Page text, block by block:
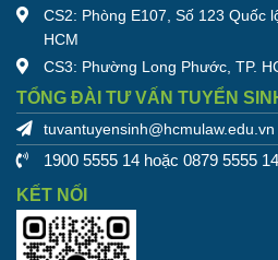
CS2: Phòng E107, Số 123 Quốc
HCM
CS3: Phường Long Phước, TP.
TỔNG ĐÀI TƯ VẤN TUYỂN
tuvantuyensinh@hcmulaw.edu.vn
1900 5555 14 hoặc 0879 5555 14
KẾT NỐI